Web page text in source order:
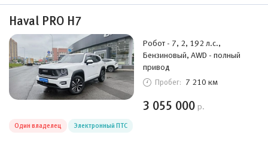
Haval PRO H7
Робот - 7, 2, 192 л.с.,
Бензиновый, AWD - полный
привод
Пробег: 7 210 км
3 055 000 р.
Один владелец Электронный ПТС